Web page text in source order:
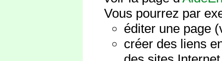
Vous pourrez par
éditer une page
créer des liens